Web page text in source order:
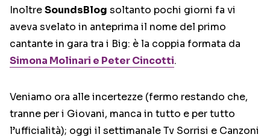
InoltreSoundsBlog soltanto pochi giorni fa vi
aveva svelato in anteprima il nome del primo
cantante in gara tra i Big: è la coppia formata da
Simona Molinari e Peter Cincotti.
Veniamo ora alle incertezze (fermo restando che,
tranne per i Giovani, manca in tutto e per tutto
l’ufficialità); oggi il settimanale Tv Sorrisi e Canzoni